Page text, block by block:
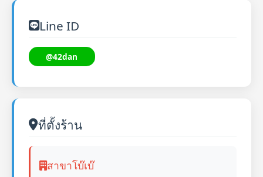
Line ID
@42dan
ที่ตั้งร้าน
สาขาโบ๊เบ๊